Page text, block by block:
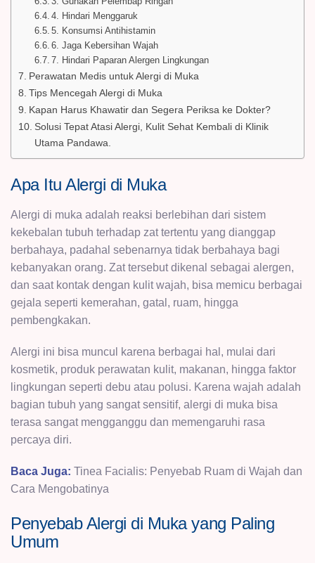
4. Hindari Menggaruk
5. Konsumsi Antihistamin
6. Jaga Kebersihan Wajah
7. Hindari Paparan Alergen Lingkungan
Perawatan Medis untuk Alergi di Muka
Tips Mencegah Alergi di Muka
Kapan Harus Khawatir dan Segera Periksa ke Dokter?
Solusi Tepat Atasi Alergi, Kulit Sehat Kembali di Klinik
Utama Pandawa.
Apa Itu Alergi di Muka
Alergi di muka adalah reaksi berlebihan dari sistem
kekebalan tubuh terhadap zat tertentu yang dianggap
berbahaya, padahal sebenarnya tidak berbahaya bagi
kebanyakan orang. Zat tersebut dikenal sebagai alergen,
dan saat kontak dengan kulit wajah, bisa memicu berbagai
gejala seperti kemerahan, gatal, ruam, hingga
pembengkakan.
Alergi ini bisa muncul karena berbagai hal, mulai dari
kosmetik, produk perawatan kulit, makanan, hingga faktor
lingkungan seperti debu atau polusi. Karena wajah adalah
bagian tubuh yang sangat sensitif, alergi di muka bisa
terasa sangat mengganggu dan memengaruhi rasa
percaya diri.
Baca Juga: Tinea Facialis: Penyebab Ruam di Wajah dan
Cara Mengobatinya
Penyebab Alergi di Muka yang Paling
Umum